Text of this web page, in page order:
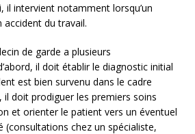
il intervient notamment lorsqu’un
accident du travail.
de garde a plusieurs
il doit établir le diagnostic initial
est bien survenu dans le cadre
il doit prodiguer les premiers soins
et orienter le patient vers un éventuel
(consultations chez un spécialiste,